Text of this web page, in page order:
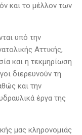
και το μέλλον των
υπό την
Αττικής,
και η τεκμηρίωση
διερευνούν τη
και την
έργα της
μας κληρονομιάς